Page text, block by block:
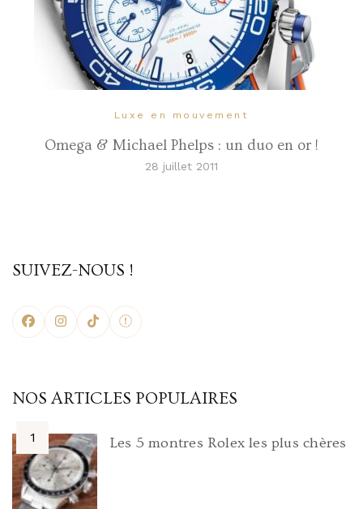
Luxe en mouvement
Omega & Michael Phelps : un duo en or !
28 juillet 2011
SUIVEZ-NOUS !
NOS ARTICLES POPULAIRES
Les 5 montres Rolex les plus chères